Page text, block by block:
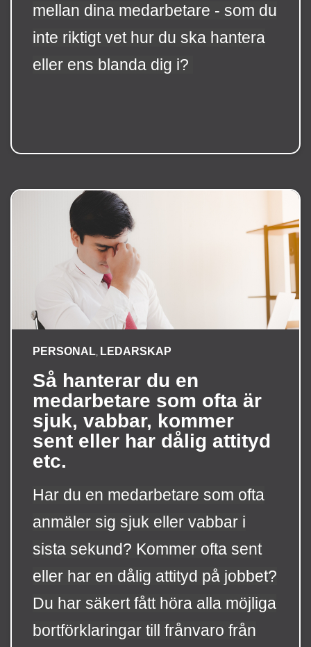
mellan dina medarbetare - som du
inte riktigt vet hur du ska hantera
eller ens blanda dig i?
PERSONAL LEDARSKAP
Så hanterar du en
medarbetare som ofta är
sjuk, vabbar, kommer
sent eller har dålig attityd
etc.
Har du en medarbetare som ofta
anmäler sig sjuk eller vabbar i
sista sekund? Kommer ofta sent
eller har en dålig attityd på jobbet?
Du har säkert fått höra alla möjliga
bortförklaringar till frånvaro från